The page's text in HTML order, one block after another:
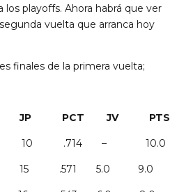
playoffs. Ahora habrá que ver
vuelta que arranca hoy
finales de la primera vuelta;
JP PCT JV PTS
10 .714 – 10.0
15 .571 5.0 9.0